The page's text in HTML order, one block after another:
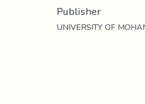
Publisher
UNIVERSITY OF